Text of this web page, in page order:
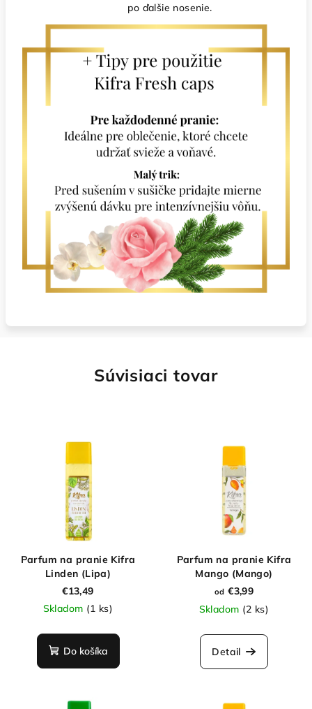
po ďalšie nosenie.
Súvisiaci tovar
Parfum na pranie Kifra
Linden (Lipa)
€13,49
Skladom (1 ks)
Do košíka
Parfum na pranie Kifra
Mango (Mango)
od €3,99
Skladom (2 ks)
Detail